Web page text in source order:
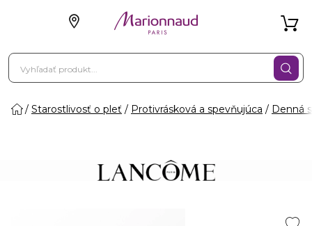
Starostlivosť o pleť Protivrásková a spevňujúca Denná